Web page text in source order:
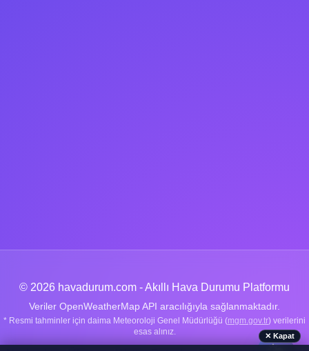
© 2026 havadurum.com - Akıllı Hava Durumu Platformu
Veriler OpenWeatherMap API aracılığıyla sağlanmaktadır.
* Resmi tahminler için daima Meteoroloji Genel Müdürlüğü (mgm.gov.tr) verilerini
esas alınız.
✕ Kapat